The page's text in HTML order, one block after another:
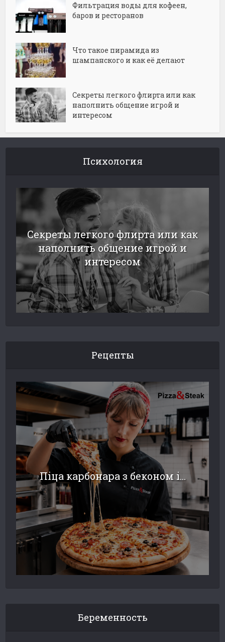
Фильтрация воды для кофеен,
баров и ресторанов
Что такое пирамида из
шампанского и как её делают
Секреты легкого флирта или как
наполнить общение игрой и
интересом
Психология
Секреты легкого флирта или как
наполнить общение игрой и
интересом
Рецепты
Піца карбонара з беконом і...
Беременность